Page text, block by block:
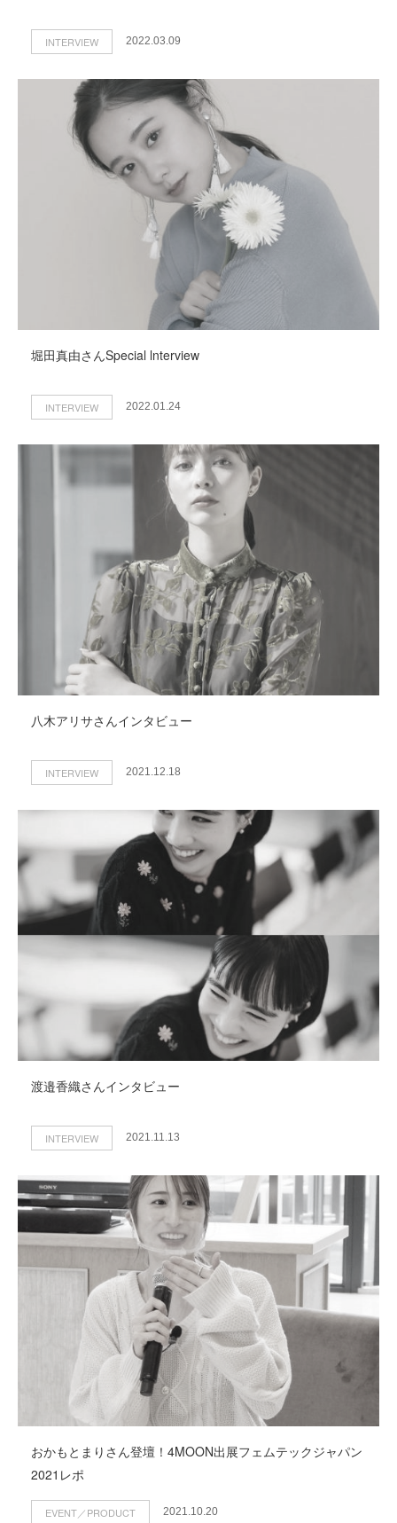
INTERVIEW 2022.03.09
堀田真由さんSpecial lnterview
INTERVIEW 2022.01.24
八木アリサさんインタビュー
INTERVIEW 2021.12.18
渡邉香織さんインタビュー
INTERVIEW 2021.11.13
おかもとまりさん登壇！4MOON出展フェムテックジャパン
2021レポ
EVENT／PRODUCT 2021.10.20